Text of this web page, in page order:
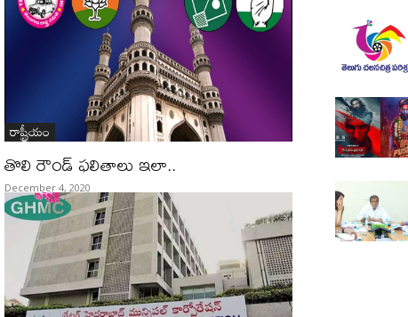
రాష్ట్రీయం
తొలి రౌండ్‌ ఫలితాలు ఇలా..
December 4, 2020